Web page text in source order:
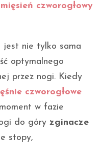
mięsień czworogłowy
jest nie tylko sama
optymalnego
przez nogi. Kiedy
czworogłowe
w fazie
do góry zginacze
stopy,